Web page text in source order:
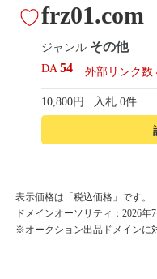
frz01.com
ジャンル その他
DA54 外部リンク数
10,800円 入札 0件
korean-
ジャンルその他
表示価格は「税込価格」です。
ドメインオーソリティ：2026年
※オークション出品ドメインに